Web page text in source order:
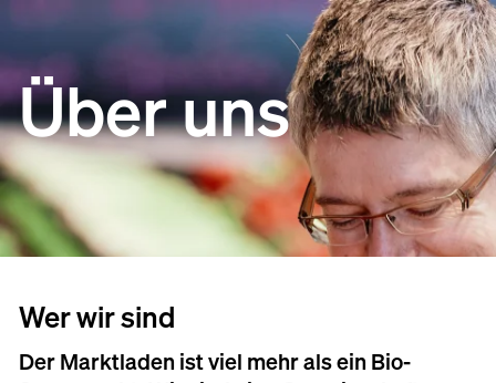
Über uns
Wer wir sind
Der Marktladen ist viel mehr als ein Bio-